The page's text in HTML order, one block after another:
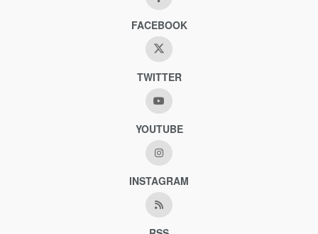
FACEBOOK
TWITTER
YOUTUBE
INSTAGRAM